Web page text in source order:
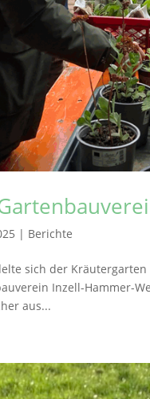
| Berichte
sich der
Inzell-Hammer-
aus...